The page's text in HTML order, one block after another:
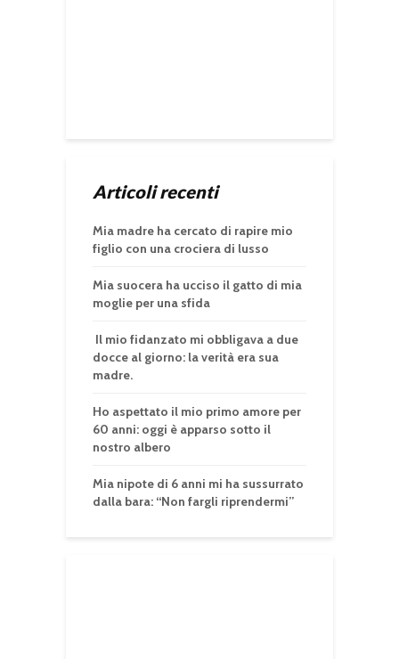
Articoli recenti
Mia madre ha cercato di rapire mio
figlio con una crociera di lusso
Mia suocera ha ucciso il gatto di mia
moglie per una sfida
Il mio fidanzato mi obbligava a due
docce al giorno: la verità era sua
madre.
Ho aspettato il mio primo amore per
60 anni: oggi è apparso sotto il
nostro albero
Mia nipote di 6 anni mi ha sussurrato
dalla bara: “Non fargli riprendermi”